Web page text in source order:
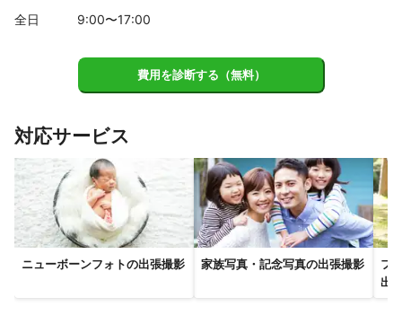
瀬戸市
稲沢市 東郷町
知立市 東浦町 知多市 阿久比町
安城市
豊田市 半田市 碧南市 常滑市
岡崎市
【三重県】
木曽岬町 桑名市 川越町 東員町
いなべ市
四日市市
菰野町
全日 9:00〜17:00
費用を診断する（無料）
対応サービス
ニューボーンフォトの出張撮影 家族写真・記念写真の出張撮影
フ
出